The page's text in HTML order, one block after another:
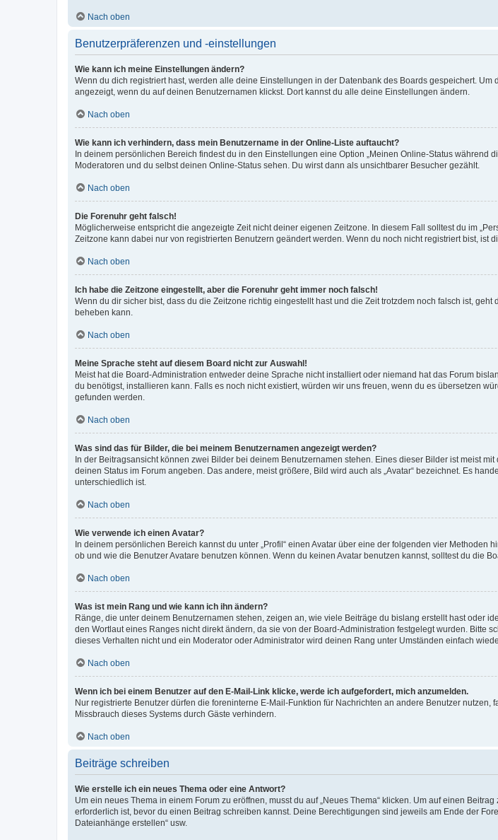
Nach oben
Benutzerpräferenzen und -einstellungen
Wie kann ich meine Einstellungen ändern?
Wenn du dich registriert hast, werden alle deine Einstellungen in der Datenbank des Boards gespeichert.
angezeigt, wenn du auf deinen Benutzernamen klickst. Dort kannst du alle deine Einstellungen ändern.
Nach oben
Wie kann ich verhindern, dass mein Benutzername in der Online-Liste auftaucht?
In deinem persönlichen Bereich findest du in den Einstellungen eine Option „Meinen Online-Status
Moderatoren und du selbst deinen Online-Status sehen. Du wirst dann als unsichtbarer Besucher gezählt.
Nach oben
Die Forenuhr geht falsch!
Möglicherweise entspricht die angezeigte Zeit nicht deiner eigenen Zeitzone. In diesem Fall solltest du im
Zeitzone kann dabei nur von registrierten Benutzern geändert werden. Wenn du noch nicht registriert bist, ist
Nach oben
Ich habe die Zeitzone eingestellt, aber die Forenuhr geht immer noch falsch!
Wenn du dir sicher bist, dass du die Zeitzone richtig eingestellt hast und die Zeit trotzdem noch falsch ist,
beheben kann.
Nach oben
Meine Sprache steht auf diesem Board nicht zur Auswahl!
Meist hat die Board-Administration entweder deine Sprache nicht installiert oder niemand hat das Forum
du benötigst, installieren kann. Falls es noch nicht existiert, würden wir uns freuen, wenn du es übersetzen
gefunden werden.
Nach oben
Was sind das für Bilder, die bei meinem Benutzernamen angezeigt werden?
In der Beitragsansicht können zwei Bilder bei deinem Benutzernamen stehen. Eines dieser Bilder ist meist
deinen Status im Forum angeben. Das andere, meist größere, Bild wird auch als „Avatar“ bezeichnet. Es
unterschiedlich ist.
Nach oben
Wie verwende ich einen Avatar?
In deinem persönlichen Bereich kannst du unter „Profil“ einen Avatar über eine der folgenden vier
ob und wie die Benutzer Avatare benutzen können. Wenn du keinen Avatar benutzen kannst, solltest du die
Nach oben
Was ist mein Rang und wie kann ich ihn ändern?
Ränge, die unter deinem Benutzernamen stehen, zeigen an, wie viele Beiträge du bislang erstellt hast oder
den Wortlaut eines Ranges nicht direkt ändern, da sie von der Board-Administration festgelegt wurden.
dieses Verhalten nicht und ein Moderator oder Administrator wird deinen Rang unter Umständen einfach
Nach oben
Wenn ich bei einem Benutzer auf den E-Mail-Link klicke, werde ich aufgefordert, mich anzumelden.
Nur registrierte Benutzer dürfen die foreninterne E-Mail-Funktion für Nachrichten an andere Benutzer
Missbrauch dieses Systems durch Gäste verhindern.
Nach oben
Beiträge schreiben
Wie erstelle ich ein neues Thema oder eine Antwort?
Um ein neues Thema in einem Forum zu eröffnen, musst du auf „Neues Thema“ klicken. Um auf einen
erforderlich ist, bevor du einen Beitrag schreiben kannst. Deine Berechtigungen sind jeweils am Ende der
Dateianhänge erstellen“ usw.